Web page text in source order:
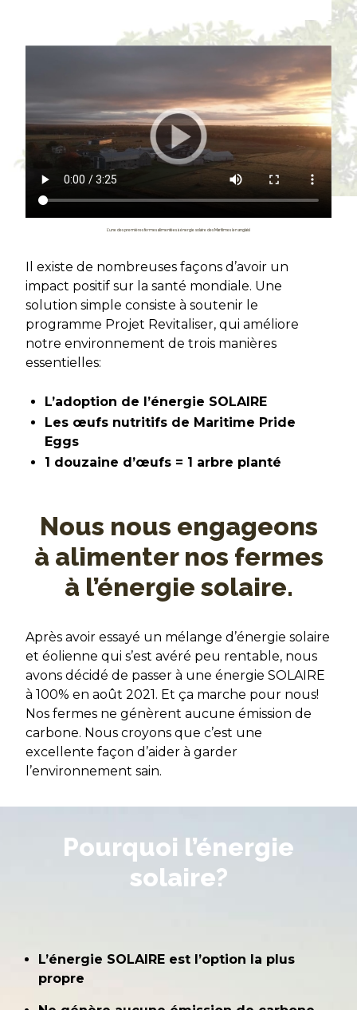
L’une des premières fermes alimentées à énergie solaire des Maritimes (en anglais)
Il existe de nombreuses façons d’avoir un
impact positif sur la santé mondiale. Une
solution simple consiste à soutenir le
programme Projet Revitaliser, qui améliore
notre environnement de trois manières
essentielles:
L’adoption de l’énergie SOLAIRE
Les œufs nutritifs de Maritime Pride
Eggs
1 douzaine d’œufs = 1 arbre planté
Nous nous engageons
à alimenter nos fermes
à l’énergie solaire.
Après avoir essayé un mélange d’énergie solaire
et éolienne qui s’est avéré peu rentable, nous
avons décidé de passer à une énergie SOLAIRE
à 100% en août 2021. Et ça marche pour nous!
Nos fermes ne génèrent aucune émission de
carbone. Nous croyons que c’est une
excellente façon d’aider à garder
l’environnement sain.
Pourquoi l’énergie
solaire?
L’énergie SOLAIRE est l’option la plus
propre